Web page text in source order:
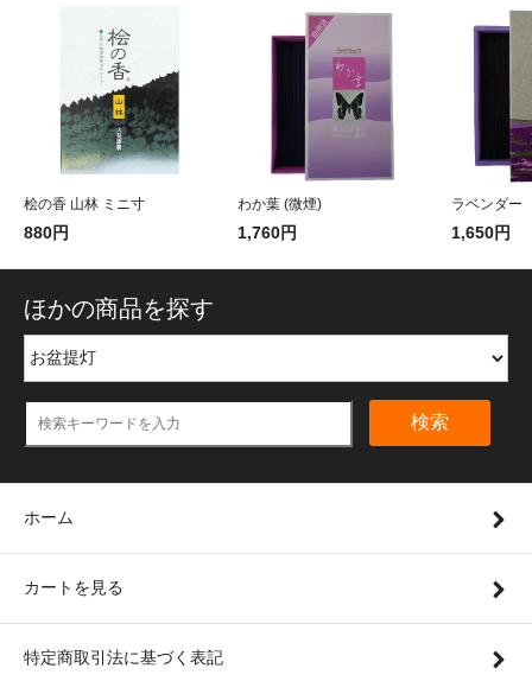
桧の香 山林 ミニ寸
880円
わか葉 (微煙)
1,760円
ラベンダー
1,650円
ほかの商品を探す
検索
ホーム
カートを見る
特定商取引法に基づく表記